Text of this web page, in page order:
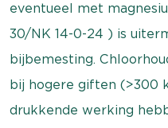
eventueel met
30/NK 14-0-24 ) is
bijbemesting.
bij hogere giften (>300
drukkende werking